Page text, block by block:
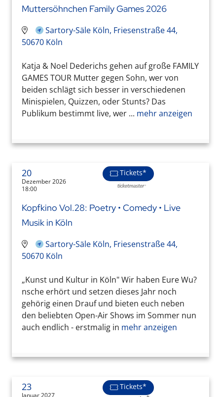
Muttersöhnchen Family Games 2026
Sartory-Säle Köln, Friesenstraße 44,
50670 Köln
Katja & Noel Dederichs gehen auf große FAMILY
GAMES TOUR Mutter gegen Sohn, wer von
beiden schlägt sich besser in verschiedenen
Minispielen, Quizzen, oder Stunts? Das
Publikum bestimmt live, wer ... mehr anzeigen
20
Dezember 2026
18:00
Tickets*
Kopfkino Vol.28: Poetry • Comedy • Live
Musik in Köln
Sartory-Säle Köln, Friesenstraße 44,
50670 Köln
„Kunst und Kultur in Köln" Wir haben Eure Wu?
nsche erhört und setzen dieses Jahr noch
gehörig einen Drauf und bieten euch neben
den beliebten Open-Air Shows im Sommer nun
auch endlich - erstmalig in mehr anzeigen
23
Januar 2027
Tickets*